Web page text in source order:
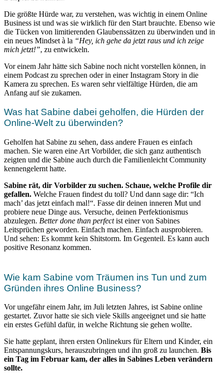
Die größte Hürde war, zu verstehen, was wichtig in einem Online
Business ist und was sie wirklich für den Start brauchte. Ebenso wie
die Tücken von limitierenden Glaubenssätzen zu überwinden und in
ein neues Mindset à la “Hey, ich gehe da jetzt raus und ich zeige
mich jetzt!”, zu entwickeln.
Vor einem Jahr hätte sich Sabine noch nicht vorstellen können, in
einem Podcast zu sprechen oder in einer Instagram Story in die
Kamera zu sprechen. Es waren sehr vielfältige Hürden, die am
Anfang auf sie zukamen.
Was hat Sabine dabei geholfen, die Hürden der
Online-Welt zu überwinden?
Geholfen hat Sabine zu sehen, dass andere Frauen es einfach
machen. Sie waren eine Art Vorbilder, die sich ganz authentisch
zeigten und die Sabine auch durch die Familienleicht Community
kennengelernt hatte.
Sabine rät, dir Vorbilder zu suchen. Schaue, welche Profile dir
gefallen. Welche Frauen findest du toll? Und dann sage dir: “Ich
mach’ das jetzt einfach mal!“. Fasse dir deinen inneren Mut und
probiere neue Dinge aus. Versuche, deinen Perfektionismus
abzulegen. Better done than perfectist einer von Sabines
Leitsprüchen geworden. Einfach machen. Einfach ausprobieren.
Und sehen: Es kommt kein Shitstorm. Im Gegenteil. Es kann auch
positive Resonanz kommen.
Wie kam Sabine vom Träumen ins Tun und zum
Gründen ihres Online Business?
Vor ungefähr einem Jahr, im Juli letzten Jahres, ist Sabine online
gestartet. Zuvor hatte sie sich viele Skills angeeignet und sie hatte
ein erstes Gefühl dafür, in welche Richtung sie gehen wollte.
Sie hatte geplant, ihren ersten Onlinekurs für Eltern und Kinder, ein
Entspannungskurs, herauszubringen und ihn groß zu launchen. Bis
ein Tag im Februar kam, der alles in Sabines Leben verändern
sollte.